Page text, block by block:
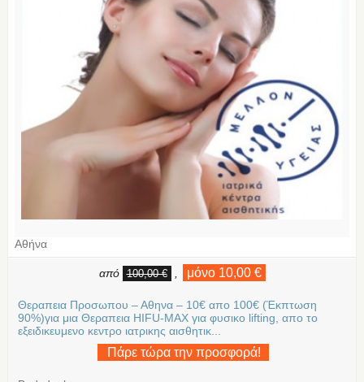
Αθήνα
από 100,00 € μόνο 10,00 €
Θεραπεια Προσωπου – Αθηνα – 10€ απο 100€ (Έκπτωση
90%)για μια Θεραπεια HIFU-MAX για φυσικο lifting, απο το
εξειδικευμενο κεντρο ιατρικης αισθητικ...
Πάρε τώρα την προσφορά!